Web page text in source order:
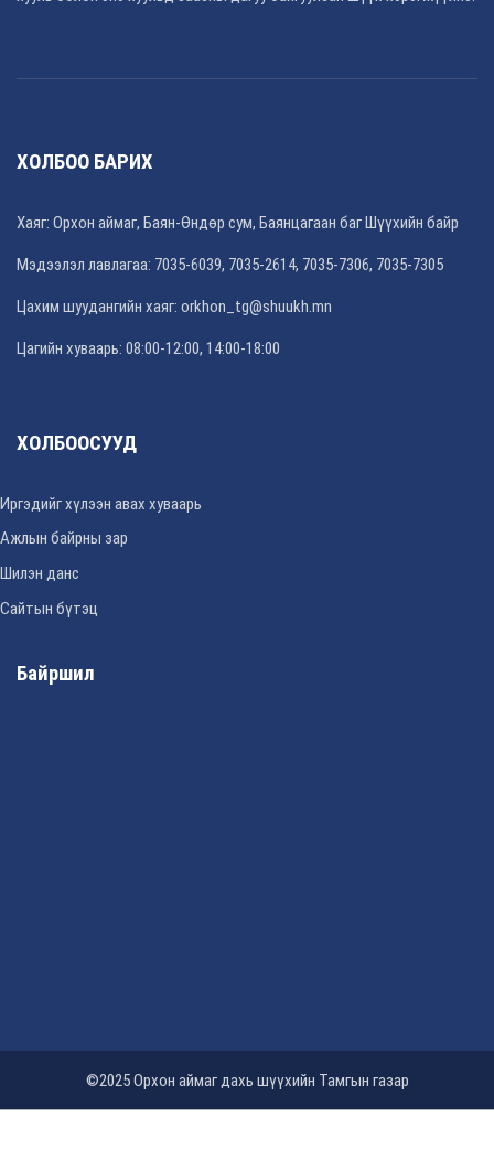
ХОЛБОО БАРИХ
Хаяг: Орхон аймаг, Баян-Өндөр сум, Баянцагаан баг Шүүхийн байр
Мэдээлэл лавлагаа: 7035-6039, 7035-2614, 7035-7306, 7035-7305
Цахим шуудангийн хаяг: orkhon_tg@shuukh.mn
Цагийн хуваарь: 08:00-12:00, 14:00-18:00
ХОЛБООСУУД
Иргэдийг хүлээн авах хуваарь
Ажлын байрны зар
Шилэн данс
Сайтын бүтэц
Байршил
©2025 Орхон аймаг дахь шүүхийн Тамгын газар